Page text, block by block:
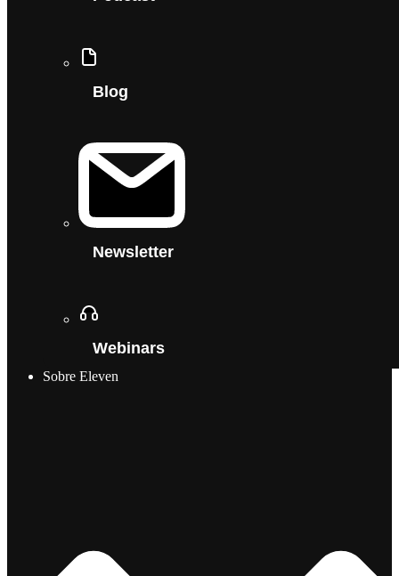
Blog
Newsletter
Webinars
Sobre Eleven